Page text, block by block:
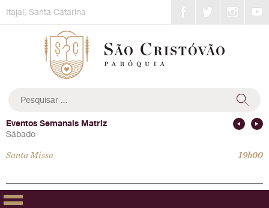
toItajaí, Santa Catarina
por:
Eventos Semanais Matriz
Sábado
Santa Missa 19h00